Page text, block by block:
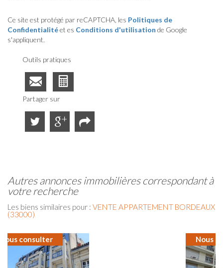
Ce site est protégé par reCAPTCHA, les Politiques de
Confidentialitéet es Conditions d'utilisation de Google
s'appliquent.
Outils pratiques
Partager sur
autres annonces immobilières correspondant à
votre recherche
Les biens similaires pour : VENTE APPARTEMENT BORDEAUX
(33000)
Nous consulter